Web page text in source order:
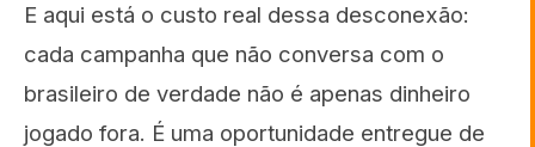
E aqui está o custo real dessa desconexão:
cada campanha que não conversa com o
brasileiro de verdade não é apenas dinheiro
jogado fora. É uma oportunidade entregue de